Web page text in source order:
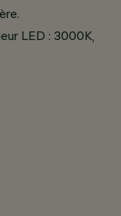
LED : 3000K,